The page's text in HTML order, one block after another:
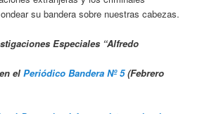
su bandera sobre nuestras cabezas.
Especiales “Alfredo
elPeriódico Bandera Nº 5(Febrero